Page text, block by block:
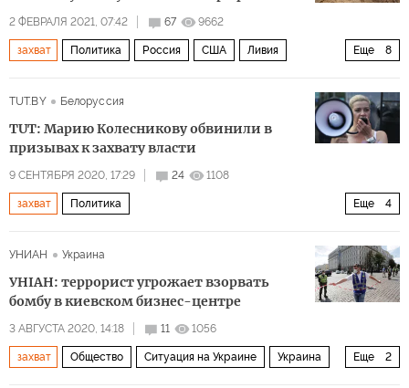
2 ФЕВРАЛЯ 2021, 07:42 67 9662
Еще 8
захват Политика Россия США Ливия
TUT.BY Белоруссия
TUT: Марию Колесникову обвинили в
призывах к захвату власти
9 СЕНТЯБРЯ 2020, 17:29 24 1108
Еще 4
захват Политика
УНИАН Украина
УНIАН: террорист угрожает взорвать
бомбу в киевском бизнес-центре
3 АВГУСТА 2020, 14:18 11 1056
Еще 2
захват Общество Ситуация на Украине Украина